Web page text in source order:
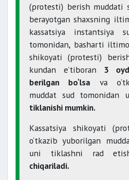
(protesti) berish muddati
berayotgan shaxsning
kassatsiya instantsiya
tomonidan, basharti
shikoyati (protesti)
kundan e’tiboran 3
berilgan bo‘lsa va
muddat sud tomonidan
tiklanishi mumkin.
Kassatsiya shikoyati
o‘tkazib yuborilgan
uni tiklashni rad
chiqariladi.